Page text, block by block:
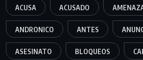
ACUSA ACUSADO
ANDRONICO ANTES
ASESINATO BLOQUEOS